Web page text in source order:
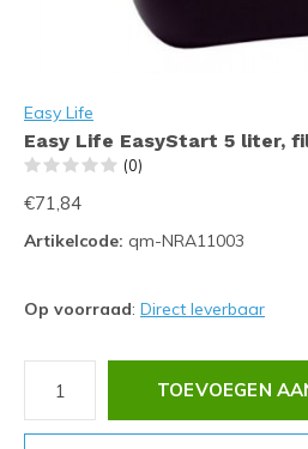
Easy Life
Easy Life EasyStart 5 liter,
(0)
€71,84
Artikelcode: qm-NRA11003
Op voorraad: Direct leverbaar
TOEVOEGEN